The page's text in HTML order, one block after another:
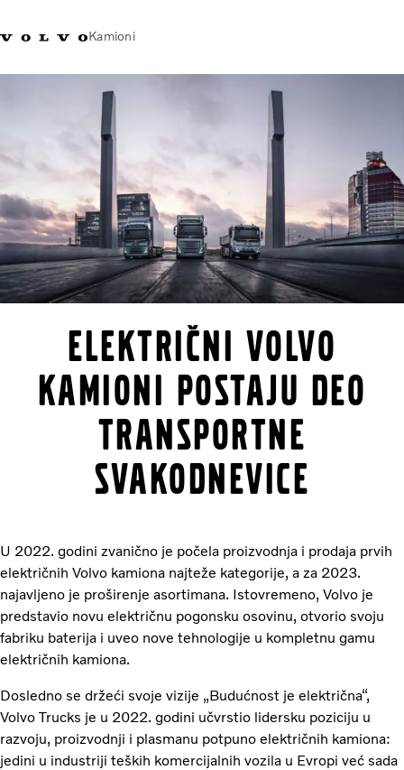
Kamioni
Volvo Trucks Srbija - kontakti Prijavljivanje
Transportna rešenja
Kamioni
Usluge
Kampanje
Dealer locator
Vesti
O nama
Javite nam seElektrični Volvo
kamioni postaju deo
transportne
svakodnevice
U 2022. godini zvanično je počela proizvodnja i prodaja prvih
električnih Volvo kamiona najteže kategorije, a za 2023.
najavljeno je proširenje asortimana. Istovremeno, Volvo je
predstavio novu električnu pogonsku osovinu, otvorio svoju
fabriku baterija i uveo nove tehnologije u kompletnu gamu
električnih kamiona.
Dosledno se držeći svoje vizije „Budućnost je električna“,
Volvo Trucks je u 2022. godini učvrstio lidersku poziciju u
razvoju, proizvodnji i plasmanu potpuno električnih kamiona:
jedini u industriji teških komercijalnih vozila u Evropi već sada